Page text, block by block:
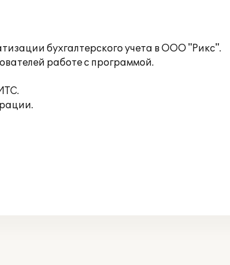
бухгалтерского учета в ООО "Рикс".
работе с программой.